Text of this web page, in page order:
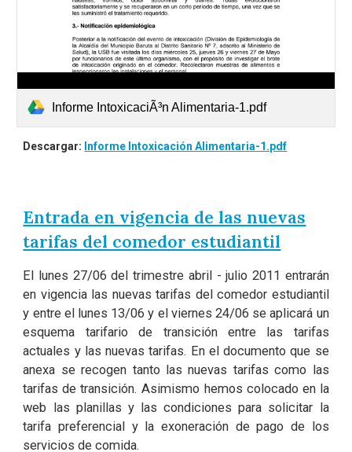
Informe IntoxicaciÃ³n Alimentaria-1.pdf
Descargar: Informe Intoxicación Alimentaria-1.pdf
Entrada en vigencia de las nuevas
tarifas del comedor estudiantil
El lunes 27/06 del trimestre abril - julio 2011 entrarán
en vigencia las nuevas tarifas del comedor estudiantil
y entre el lunes 13/06 y el viernes 24/06 se aplicará un
esquema tarifario de transición entre las tarifas
actuales y las nuevas tarifas. En el documento que se
anexa se recogen tanto las nuevas tarifas como las
tarifas de transición. Asimismo hemos colocado en la
web las planillas y las condiciones para solicitar la
tarifa preferencial y la exoneración de pago de los
servicios de comida.